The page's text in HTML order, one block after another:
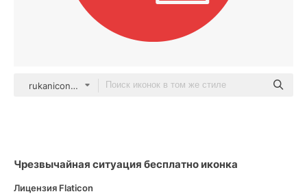
rukanicon Flat
Чрезвычайная ситуация бесплатно иконка
Лицензия Flaticon